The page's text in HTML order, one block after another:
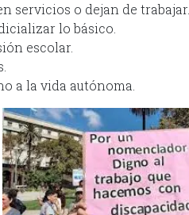
servicios o dejan de trabajar.
lo básico.
escolar.
a la vida autónoma.